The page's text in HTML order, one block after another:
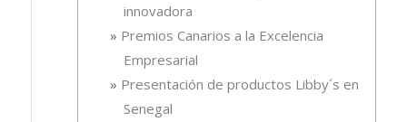
innovadora
Premios Canarios a la Excelencia
Empresarial
Presentación de productos Libby´s en
Senegal